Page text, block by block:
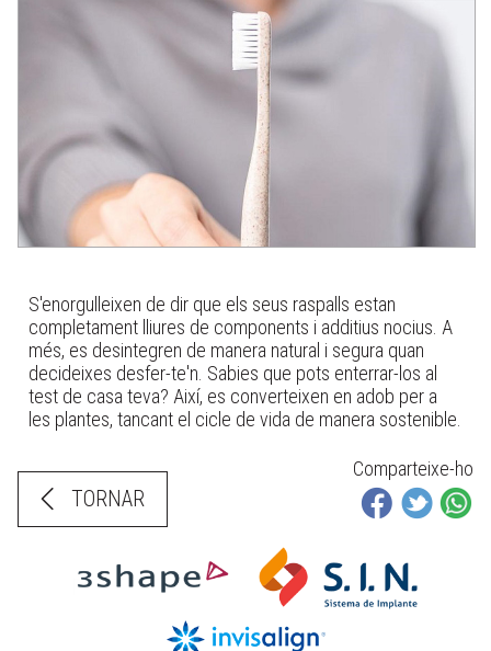
S'enorgulleixen de dir que els seus raspalls estan
completament lliures de components i additius nocius. A
més, es desintegren de manera natural i segura quan
decideixes desfer-te'n. Sabies que pots enterrar-los al
test de casa teva? Així, es converteixen en adob per a
les plantes, tancant el cicle de vida de manera sostenible.
TORNAR
Comparteixe-ho